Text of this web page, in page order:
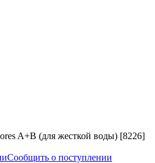
A+B (для жесткой воды) [8226]
Сообщить о поступлении